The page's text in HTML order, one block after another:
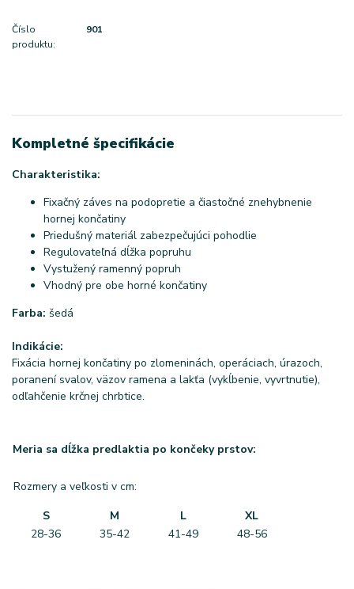
Číslo
produktu:
901
Kompletné špecifikácie
Charakteristika:
Fixačný záves na podopretie a čiastočné znehybnenie
hornej končatiny
Priedušný materiál zabezpečujúci pohodlie
Regulovateľná dĺžka popruhu
Vystužený ramenný popruh
Vhodný pre obe horné končatiny
Farba: šedá
Indikácie:
Fixácia hornej končatiny po zlomeninách, operáciach, úrazoch,
poranení svalov, väzov ramena a lakťa (vykĺbenie, vyvrtnutie),
odľahčenie krčnej chrbtice.
Meria sa dĺžka predlaktia po končeky prstov:
Rozmery a veľkosti v cm:
S
M L
XL
28-36
35-42 41-49 48-56